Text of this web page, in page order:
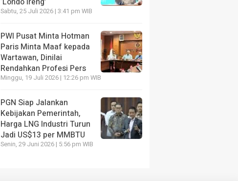
Sabtu, 25 Juli 2026 | 3:41 pm WIB
PWI Pusat Minta Hotman
Paris Minta Maaf kepada
Wartawan, Dinilai
Rendahkan Profesi Pers
Minggu, 19 Juli 2026 | 12:26 pm WIB
PGN Siap Jalankan
Kebijakan Pemerintah,
Harga LNG Industri Turun
Jadi US$13 per MMBTU
Senin, 29 Juni 2026 | 5:56 pm WIB